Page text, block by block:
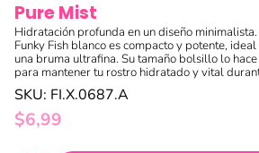
Pure Mist
Hidratación profunda en un diseño
Funky Fish blanco es compacto y potente,
una bruma ultrafina. Su tamaño bolsillo lo
para mantener tu rostro hidratado y vital
SKU: FI.X.0687.A
$6,99